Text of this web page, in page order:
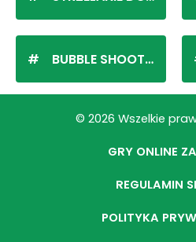
BUBBLE SHOOTER
© 2026 Wszelkie
GRY ONLINE
REGULAMIN
POLITYKA